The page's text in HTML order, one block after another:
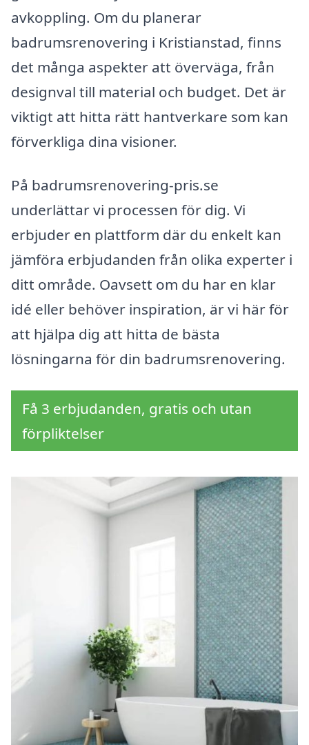
avkoppling. Om du planerar
badrumsrenovering i Kristianstad, finns
det många aspekter att överväga, från
designval till material och budget. Det är
viktigt att hitta rätt hantverkare som kan
förverkliga dina visioner.
På badrumsrenovering-pris.se
underlättar vi processen för dig. Vi
erbjuder en plattform där du enkelt kan
jämföra erbjudanden från olika experter i
ditt område. Oavsett om du har en klar
idé eller behöver inspiration, är vi här för
att hjälpa dig att hitta de bästa
lösningarna för din badrumsrenovering.
Få 3 erbjudanden, gratis och utan
förpliktelser